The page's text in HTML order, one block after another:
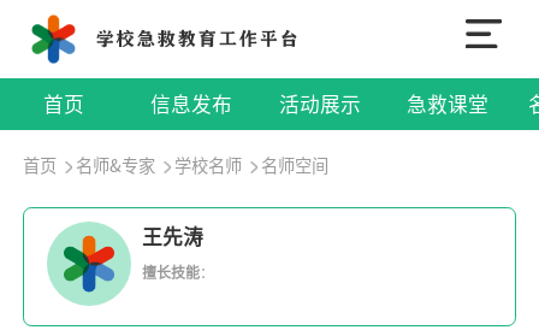
首页 信息发布 活动展示 急救课堂
首页 名师&专家 学校名师 名师空间
王先涛
擅长技能：